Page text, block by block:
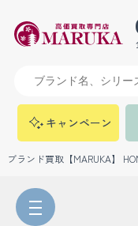
キャンペーン
ブランド買取【MARUKA】